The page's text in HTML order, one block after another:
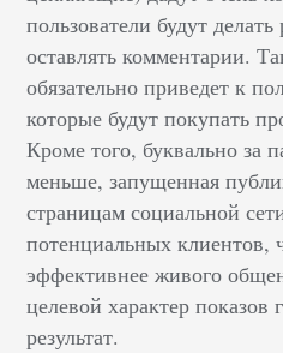
пользователи будут
оставлять комментарии.
обязательно приведет к
которые будут покупать
Кроме того, буквально за
меньше, запущенная
страницам социальной
потенциальных клиентов,
эффективнее живого
целевой характер показов
результат.